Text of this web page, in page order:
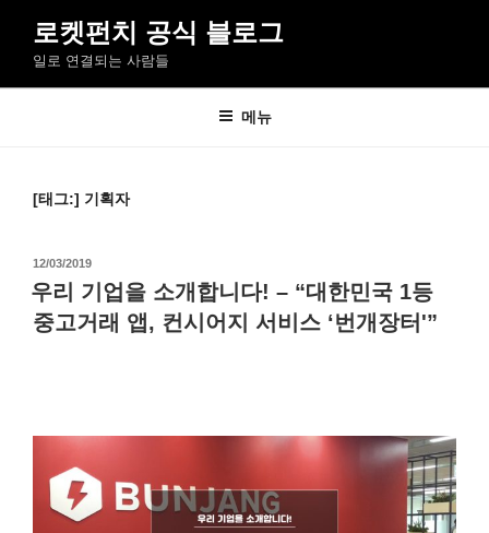
로
로켓펀치 공식 블로그
일로 연결되는 사람들
메뉴
[태그:] 기획자
작
성
일
자
12/03/2019
우리 기업을 소개합니다! – “대한민국 1등
중고거래 앱, 컨시어지 서비스 ‘번개장터'”